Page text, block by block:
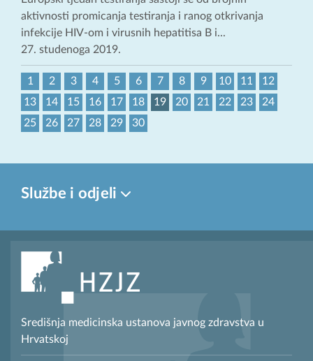
aktivnosti promicanja testiranja i ranog otkrivanja
infekcije HIV-om i virusnih hepatitisa B i...
27. studenoga 2019.
1 2 3 4 5 6 7 8 9 10 11
12
13
14 15 16 17 18 19 20 21 22 23
24
25
26 27 28 29 30
Službe i odjeli
Središnja medicinska ustanova javnog zdravstva u
Hrvatskoj